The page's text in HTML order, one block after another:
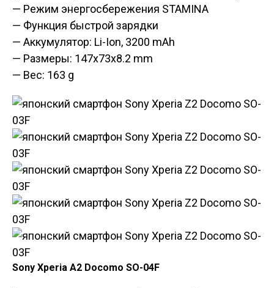
— Режим энергосбережения STAMINA
— Функция быстрой зарядки
— Аккумулятор: Li-Ion, 3200 mAh
— Размеры: 147x73x8.2 mm
— Вес: 163 g
Sony Xperia A2 Docomo SO-04F